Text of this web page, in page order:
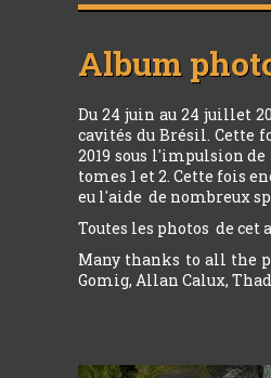
Album
Du 24 juin au 24 juillet
cavités du Brésil. Cette
2019 sous l'impulsion
tomes 1 et 2. Cette fois
eu l'aide de nombreux
Toutes les photos de
Many thanks to all the
Gomig, Allan Calux,